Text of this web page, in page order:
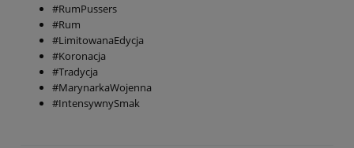
#RumPussers
#Rum
#LimitowanaEdycja
#Koronacja
#Tradycja
#MarynarkaWojenna
#IntensywnySmak